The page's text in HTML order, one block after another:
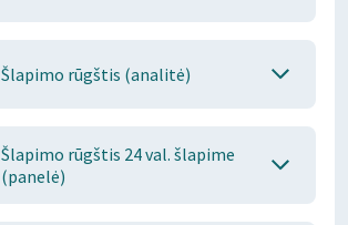
Šlapimo rūgštis (analitė)
Šlapimo rūgštis 24 val. šlapime
(panelė)